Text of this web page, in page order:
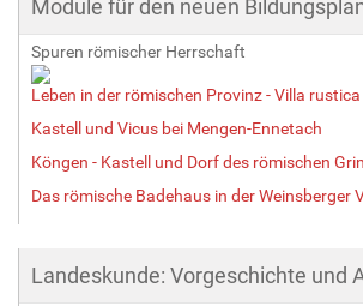
Module für den neuen
Spuren römischer Herrschaft
Leben in der römischen Provinz - Villa
Kastell und Vicus bei Mengen-Ennetach
Köngen - Kastell und Dorf des römischen
Das römische Badehaus in der Weinsberger
Landeskunde: Vorgeschichte und